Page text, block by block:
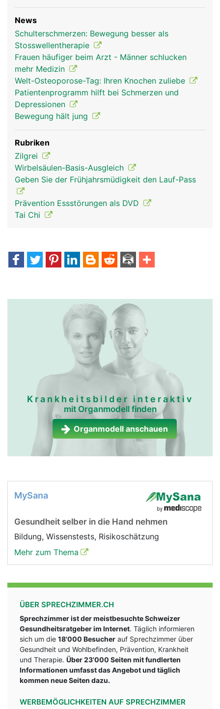
News
Schulterschmerzen: Bewegung besser als
Stosswellentherapie
Frauen häufiger beim Arzt - Männer schlucken
mehr Medizin
Welt-Osteoporose-Tag: Ihren Knochen zuliebe
Patientenprogramm hilft bei Schmerzen und
Depressionen
Bewegung hält jung
Rubriken
Zilgrei
Wirbelsäulen-Basis-Ausgleich
Geben Sie der Frühjahrsmüdigkeit den Lauf-Pass
Prävention Essstörungen als DVD
Tai Chi
Krankheitsbilder interaktiv
mit Organmodell finden
Organmodell anschauen
MySana
Gesundheit selber in die Hand nehmen
Bildung, Wissenstests, Risikoschätzung
Mehr zum Thema
ÜBER SPRECHZIMMER.CH
Sprechzimmer ist der meistbesuchte Schweizer
Gesundheitsratgeber im Internet. Täglich informieren
sich um die 18'000 Besucher auf Sprechzimmer über
Gesundheit und Wohlbefinden, Prävention, Krankheit
und Therapie. Über 23'000 Seiten mit fundlerten
Informationen umfasst das Angebot und täglich
kommen neue Seiten dazu.
WERBEMÖGLICHKEITEN AUF SPRECHZIMMER